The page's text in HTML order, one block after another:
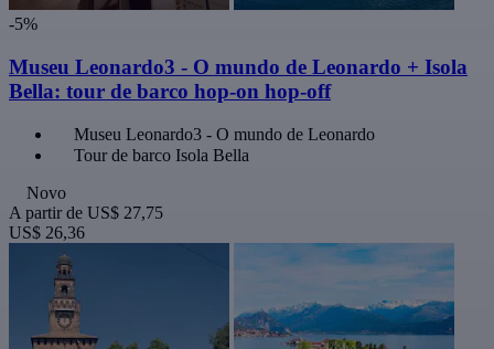
-5%
Museu Leonardo3 - O mundo de Leonardo + Isola
Bella: tour de barco hop-on hop-off
Museu Leonardo3 - O mundo de Leonardo
Tour de barco Isola Bella
Novo
A partir de US$ 27,75
US$ 26,36